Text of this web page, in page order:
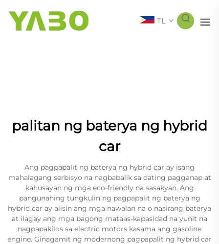
TL
palitan ng baterya ng hybrid
car
Ang pagpapalit ng baterya ng hybrid car ay isang
mahalagang serbisyo na nagbabalik sa dating pagganap at
kahusayan ng mga eco-friendly na sasakyan. Ang
pangunahing tungkulin ng pagpapalit ng baterya ng
hybrid car ay alisin ang mga nawalan na o nasirang baterya
at ilagay ang mga bagong mataas-kapasidad na yunit na
nagpapakilos sa electric motors kasama ang gasoline
engine. Ginagamit ng modernong pagpapalit ng hybrid car